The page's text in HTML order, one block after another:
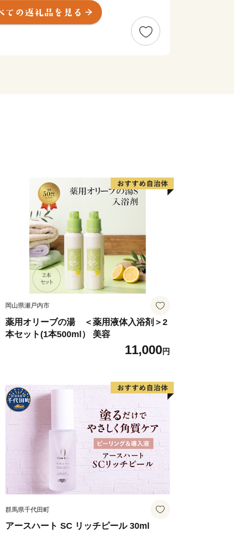
おり、特に自動車の輸入額では全国一を誇
今後もますます発展が期待されています。
パーク」「路面電車」「とよはし食文化」
岡山県瀬戸内市
薬用オリーブの湯 ＜薬用液体入浴剤＞2
本セット(1本500ml） 美容
11,000円
群馬県千代田町
アースハート SC リッチピール 30ml